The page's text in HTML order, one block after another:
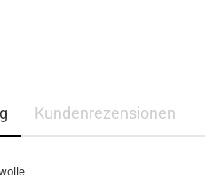
Kundenrezensionen